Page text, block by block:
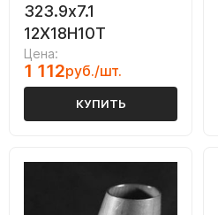
323.9х7.1
12Х18Н10Т
Цена:
1 112руб./шт.
КУПИТЬ